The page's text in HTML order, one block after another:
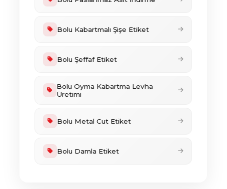
Bolu Kabartmalı Şişe Etiket
Bolu Şeffaf Etiket
Bolu Oyma Kabartma Levha
Üretimi
Bolu Metal Cut Etiket
Bolu Damla Etiket